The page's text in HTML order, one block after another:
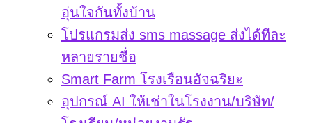
อุ่นใจกันทั้งบ้าน
โปรแกรมส่ง sms massage ส่งได้ทีละ
หลายรายชื่อ
Smart Farm โรงเรือนอัจฉริยะ
อุปกรณ์ AI ให้เช่าในโรงงาน/บริษัท/